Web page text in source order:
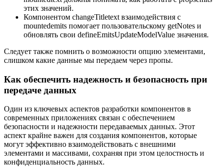
этих значений.
Компонентом changeTitletext взаимодействия с
mountedemits помогает пользовательскому getNotes и
обновлять свои defineEmitsUpdateModelValue значения.
Следует также помнить о возможности опцию элементами,
слишком какие данные мы передаем через пропы.
Как обеспечить надежность и безопасность при
передаче данных
Один из ключевых аспектов разработки компонентов в
современных приложениях связан с обеспечением
безопасности и надежности передаваемых данных. Этот
аспект крайне важен для создания компонентов, которые
могут эффективно взаимодействовать с внешними
элементами и массивами, сохраняя при этом целостность и
конфиденциальность данных.